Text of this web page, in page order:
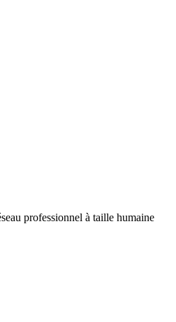
professionnel à taille humaine